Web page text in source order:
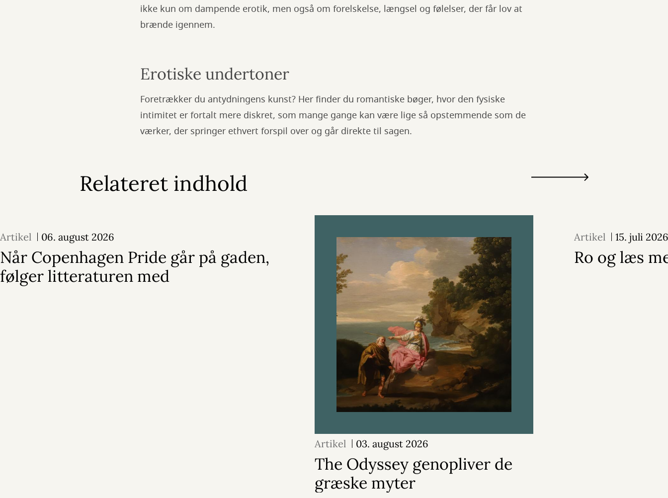
ikke kun om dampende erotik, men også om forelskelse, længsel og følelser, der får lov at
brænde igennem.
Erotiske undertoner
Foretrækker du antydningens kunst? Her finder du romantiske bøger, hvor den fysiske
intimitet er fortalt mere diskret, som mange gange kan være lige så opstemmende som de
værker, der springer ethvert forspil over og går direkte til sagen.
Relateret indhold
Artikel 06. august 2026
Når Copenhagen Pride går på gaden,
følger litteraturen med
Artikel 03. august 2026
The Odyssey genopliver de
græske myter
Artikel 15. juli 2026
Ro og læs